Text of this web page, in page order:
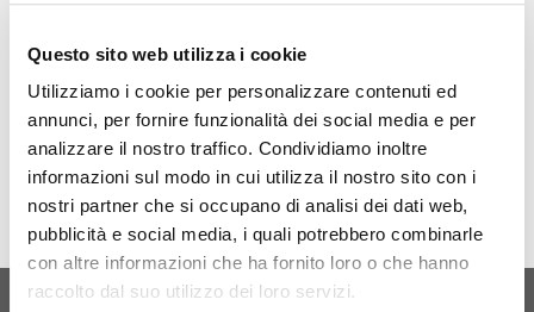
Questo sito web utilizza i cookie
Utilizziamo i cookie per personalizzare contenuti ed
annunci, per fornire funzionalità dei social media e per
analizzare il nostro traffico. Condividiamo inoltre
informazioni sul modo in cui utilizza il nostro sito con i
nostri partner che si occupano di analisi dei dati web,
pubblicità e social media, i quali potrebbero combinarle
con altre informazioni che ha fornito loro o che hanno
raccolto dal suo utilizzo dei loro servizi.
NULL
Download